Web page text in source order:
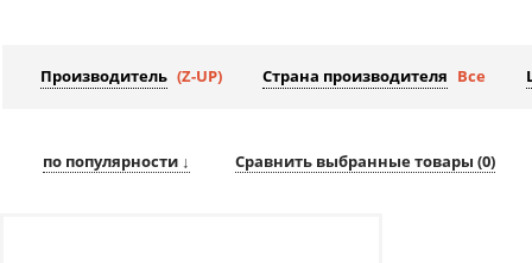
Производитель (Z-UP) Страна производителя Все
по популярности ↓ Сравнить выбранные товары (0)